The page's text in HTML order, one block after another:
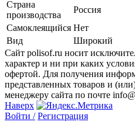
Страна
производства
Россия
Самоклеящийся Нет
Вид
Широкий
Сайт polisof.ru носит
характер и ни при каких
офертой. Для получения
представленных товаров и
менеджеру сайта по почте
Наверх
Войти / Регистрация